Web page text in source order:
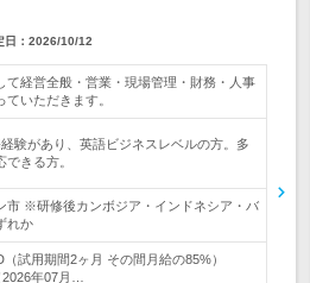
： 2026/10/12
て経営全般・営業・現場管理・財務・人事
いただきます。
験があり、英語ビジネスレベルの方。多
きる方。
※研修後カンボジア・インドネシア・バ
れか
試用期間2ヶ月 その間月給の85%）
年07月…